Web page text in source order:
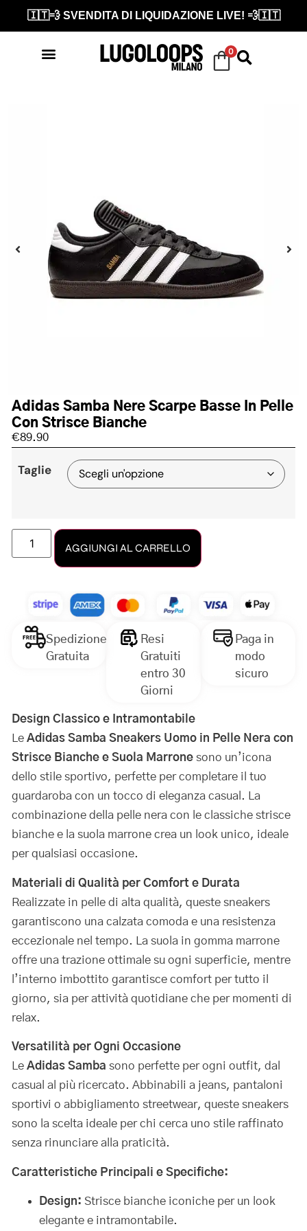
🇮🇹💨 SVENDITA DI LIQUIDAZIONE LIVE! 💨🇮🇹
0
Adidas Samba Nere Scarpe Basse In Pelle
Con Strisce Bianche
€89.90
Taglie
AGGIUNGI AL CARRELLO
Spedizione
Gratuita
Resi
Gratuiti
entro 30
Giorni
Paga in
modo
sicuro
Design Classico e Intramontabile
Le Adidas Samba Sneakers Uomo in Pelle Nera con
Strisce Bianche e Suola Marrone sono un’icona
dello stile sportivo, perfette per completare il tuo
guardaroba con un tocco di eleganza casual. La
combinazione della pelle nera con le classiche strisce
bianche e la suola marrone crea un look unico, ideale
per qualsiasi occasione.
Materiali di Qualità per Comfort e Durata
Realizzate in pelle di alta qualità, queste sneakers
garantiscono una calzata comoda e una resistenza
eccezionale nel tempo. La suola in gomma marrone
offre una trazione ottimale su ogni superficie, mentre
l’interno imbottito garantisce comfort per tutto il
giorno, sia per attività quotidiane che per momenti di
relax.
Versatilità per Ogni Occasione
Le Adidas Samba sono perfette per ogni outfit, dal
casual al più ricercato. Abbinabili a jeans, pantaloni
sportivi o abbigliamento streetwear, queste sneakers
sono la scelta ideale per chi cerca uno stile raffinato
senza rinunciare alla praticità.
Caratteristiche Principali e Specifiche:
Design: Strisce bianche iconiche per un look
elegante e intramontabile.